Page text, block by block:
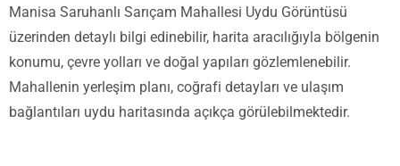
Manisa Saruhanlı Sarıçam Mahallesi Uydu Görüntüsü
üzerinden detaylı bilgi edinebilir, harita aracılığıyla bölgenin
konumu, çevre yolları ve doğal yapıları gözlemlenebilir.
Mahallenin yerleşim planı, coğrafi detayları ve ulaşım
bağlantıları uydu haritasında açıkça görülebilmektedir.